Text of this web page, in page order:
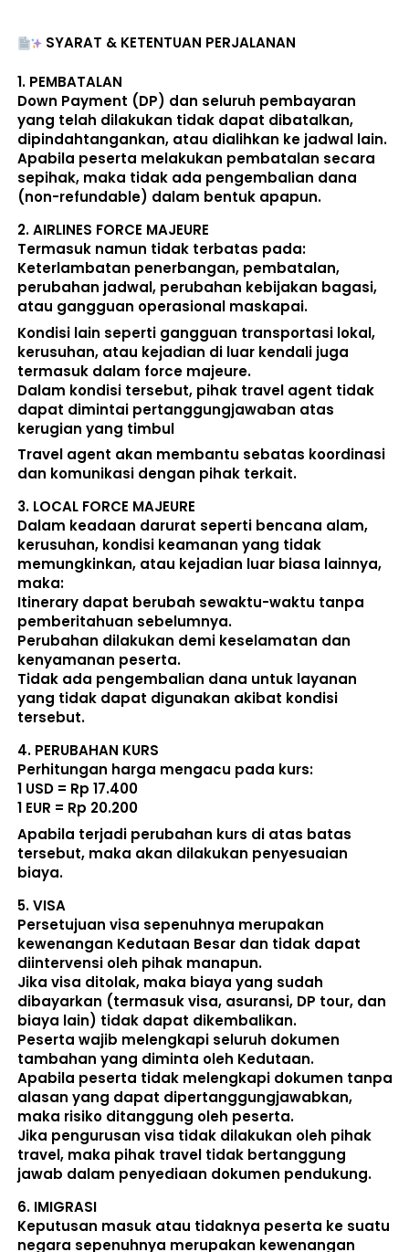
SYARAT & KETENTUAN PERJALANAN
1. PEMBATALAN
Down Payment (DP) dan seluruh pembayaran
yang telah dilakukan tidak dapat dibatalkan,
dipindahtangankan, atau dialihkan ke jadwal lain.
Apabila peserta melakukan pembatalan secara
sepihak, maka tidak ada pengembalian dana
(non-refundable) dalam bentuk apapun.
2. AIRLINES FORCE MAJEURE
Termasuk namun tidak terbatas pada:
Keterlambatan penerbangan, pembatalan,
perubahan jadwal, perubahan kebijakan bagasi,
atau gangguan operasional maskapai.
Kondisi lain seperti gangguan transportasi lokal,
kerusuhan, atau kejadian di luar kendali juga
termasuk dalam force majeure.
Dalam kondisi tersebut, pihak travel agent tidak
dapat dimintai pertanggungjawaban atas
kerugian yang timbul
Travel agent akan membantu sebatas koordinasi
dan komunikasi dengan pihak terkait.
3. LOCAL FORCE MAJEURE
Dalam keadaan darurat seperti bencana alam,
kerusuhan, kondisi keamanan yang tidak
memungkinkan, atau kejadian luar biasa lainnya,
maka:
Itinerary dapat berubah sewaktu-waktu tanpa
pemberitahuan sebelumnya.
Perubahan dilakukan demi keselamatan dan
kenyamanan peserta.
Tidak ada pengembalian dana untuk layanan
yang tidak dapat digunakan akibat kondisi
tersebut.
4. PERUBAHAN KURS
Perhitungan harga mengacu pada kurs:
1 USD = Rp 17.400
1 EUR = Rp 20.200
Apabila terjadi perubahan kurs di atas batas
tersebut, maka akan dilakukan penyesuaian
biaya.
5. VISA
Persetujuan visa sepenuhnya merupakan
kewenangan Kedutaan Besar dan tidak dapat
diintervensi oleh pihak manapun.
Jika visa ditolak, maka biaya yang sudah
dibayarkan (termasuk visa, asuransi, DP tour, dan
biaya lain) tidak dapat dikembalikan.
Peserta wajib melengkapi seluruh dokumen
tambahan yang diminta oleh Kedutaan.
Apabila peserta tidak melengkapi dokumen tanpa
alasan yang dapat dipertanggungjawabkan,
maka risiko ditanggung oleh peserta.
Jika pengurusan visa tidak dilakukan oleh pihak
travel, maka pihak travel tidak bertanggung
jawab dalam penyediaan dokumen pendukung.
6. IMIGRASI
Keputusan masuk atau tidaknya peserta ke suatu
negara sepenuhnya merupakan kewenangan